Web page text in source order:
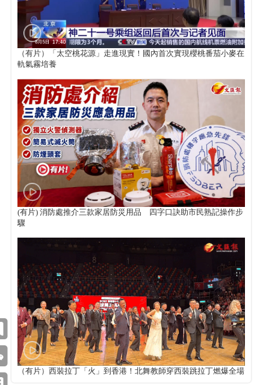
（有片）「太空桃花源」走進現實！國內首次實現櫻桃番茄小麥在
軌氣霧培養
(有片) 消防處推介三款家居防災用品 四字口訣助市民熟記操作步
驟
（有片）西裝拉丁「火」到香港！北舞教師穿西裝跳拉丁燃爆全場